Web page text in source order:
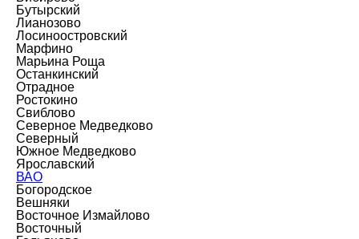
Бутырский
Лианозово
Лосиноостровский
Марфино
Марьина Роща
Останкинский
Отрадное
Ростокино
Свиблово
Северное Медведково
Северный
Южное Медведково
Ярославский
ВАО
Богородское
Вешняки
Восточное Измайлово
Восточный